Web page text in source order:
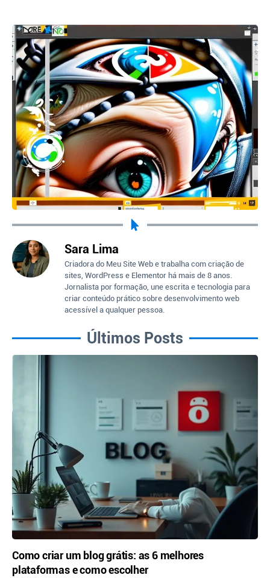
Sara Lima
Criadora do Meu Site Web e trabalha com criação de
sites, WordPress e Elementor há mais de 8 anos.
Jornalista por formação, une escrita e tecnologia para
criar conteúdo prático sobre desenvolvimento web
acessível a qualquer pessoa.
Últimos Posts
Como criar um blog grátis: as 6 melhores
plataformas e como escolher